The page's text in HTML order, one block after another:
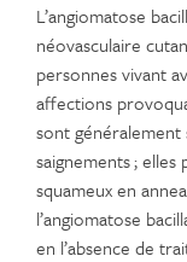
L’angiomatose
néovasculaire
personnes vivant
affections
sont généralement
saignements ;
squameux en
l’angiomatose
en l’absence de